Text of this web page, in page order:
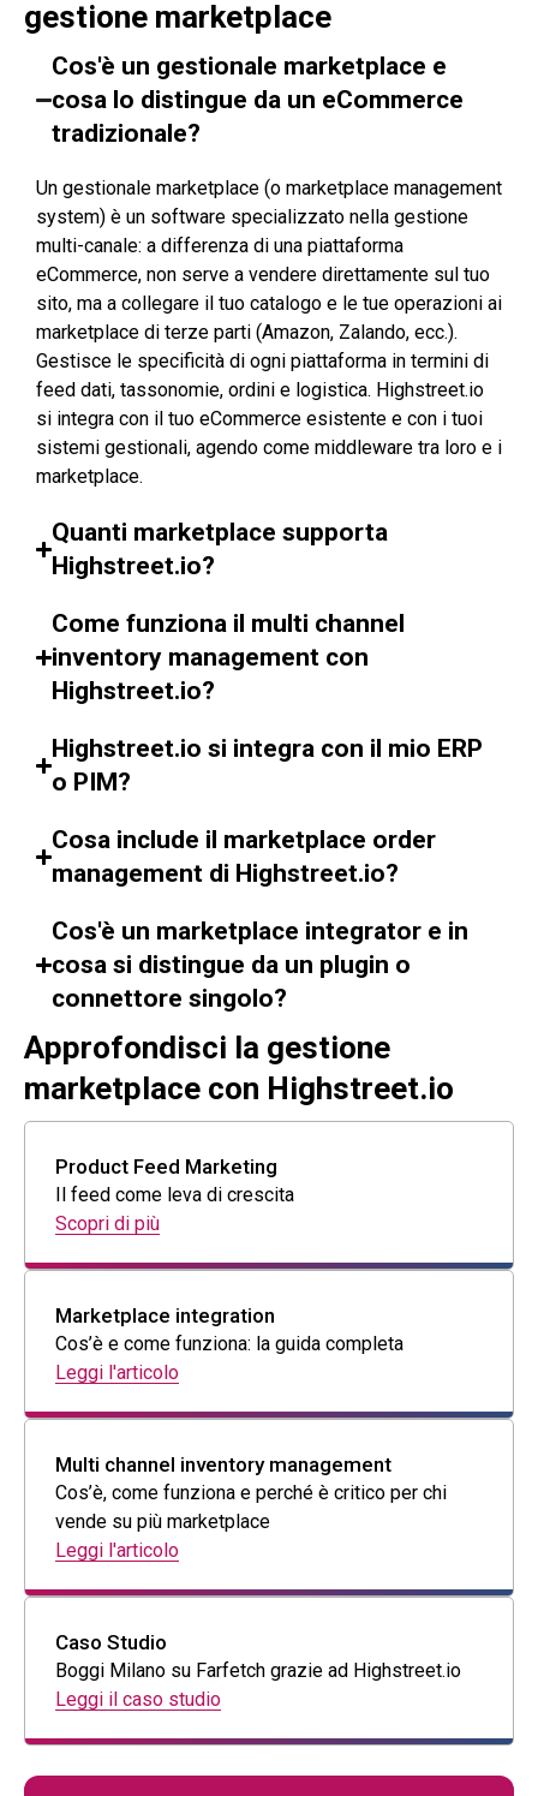
gestione marketplace
Cos'è un gestionale marketplace e
cosa lo distingue da un eCommerce
tradizionale?
Un gestionale marketplace (o marketplace management
system) è un software specializzato nella gestione
multi-canale: a differenza di una piattaforma
eCommerce, non serve a vendere direttamente sul tuo
sito, ma a collegare il tuo catalogo e le tue operazioni ai
marketplace di terze parti (Amazon, Zalando, ecc.).
Gestisce le specificità di ogni piattaforma in termini di
feed dati, tassonomie, ordini e logistica. Highstreet.io
si integra con il tuo eCommerce esistente e con i tuoi
sistemi gestionali, agendo come middleware tra loro e i
marketplace.
Quanti marketplace supporta
Highstreet.io?
Come funziona il multi channel
inventory management con
Highstreet.io?
Highstreet.io si integra con il mio ERP
o PIM?
Cosa include il marketplace order
management di Highstreet.io?
Cos'è un marketplace integrator e in
cosa si distingue da un plugin o
connettore singolo?
Approfondisci la gestione
marketplace con Highstreet.io
Product Feed Marketing
Il feed come leva di crescita
Scopri di più
Marketplace integration
Cos’è e come funziona: la guida completa
Leggi l'articolo
Multi channel inventory management
Cos’è, come funziona e perché è critico per chi
vende su più marketplace
Leggi l'articolo
Caso Studio
Boggi Milano su Farfetch grazie ad Highstreet.io
Leggi il caso studio